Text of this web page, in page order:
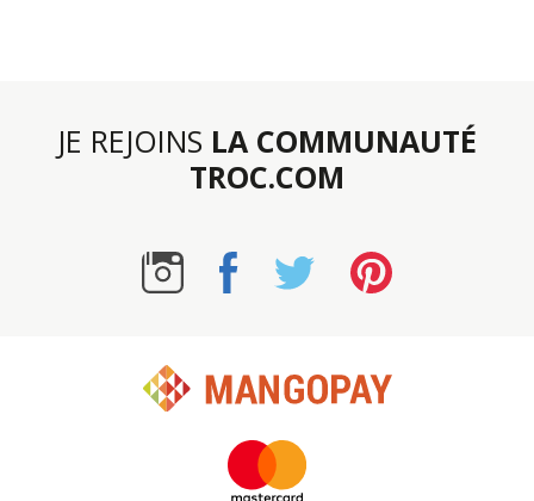
JE REJOINS LA COMMUNAUTÉ
TROC.COM